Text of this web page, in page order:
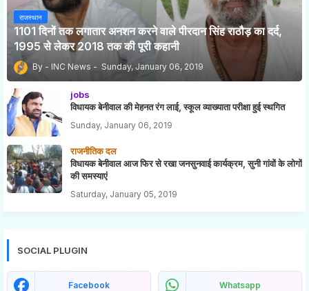
राजस्थान
1101 दिनों तक लगातार अनशन करने वाले पीरदान सिंह राठौड़ का दर्द,
1995 से लेकर 2018 तक की पूरी कहानी
INC News Sunday, January 06, 2019
jobs
विधायक बेनीवाल की मेहनत रंग लाई, स्कूल व्याख्याता परीक्षा हुई स्थगित
Sunday, January 06, 2019
राजनीतिक दल
विधायक बेनीवाल आज फिर से रखा जनसुनवाई कार्यक्रम, सुनी गांवों के लोगों
की समस्याएं
Saturday, January 05, 2019
SOCIAL PLUGIN
Facebook Whatsapp